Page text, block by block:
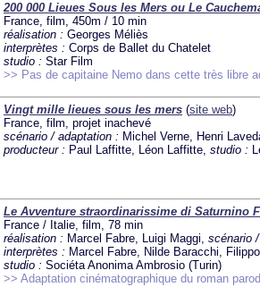
200 000 Lieues Sous les Mers ou Le
France, film, 450m / 10 min
réalisation : Georges Méliès
interprètes : Corps de Ballet du Chatelet
studio : Star Film
>> Pas de capitaine Nemo dans cette très libre
Vingt mille lieues sous les mers (site web)
France, film, projet inachevé
scénario / adaptation : Michel Verne, Henri
producteur : Paul Laffitte, Léon Laffitte, studio :
Le Avventure straordinarissime di Saturnino
France / Italie, film, 78 min
réalisation : Marcel Fabre, Luigi Maggi, scénario
interprètes : Marcel Fabre, Nilde Baracchi,
studio : Sociéta Anonima Ambrosio (Turin)
>> Adaptation cinématographique du roman